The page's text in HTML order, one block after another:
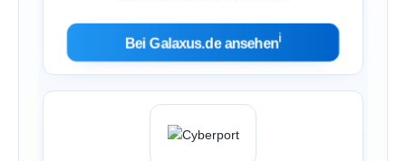
Bei Galaxus.de ansehenℹ︎